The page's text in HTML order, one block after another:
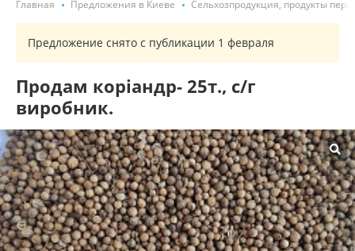
Главная Предложения в Киеве Сельхозпродукция, продукты
Предложение снято с публикации 1 февраля
Продам коріандр- 25т., с/г
виробник.